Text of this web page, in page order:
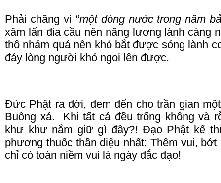
Phải chăng vì “một dòng nước trong năm
xâm lấn địa cầu nên năng lượng lành càng
thô nhám quá nên khó bắt được sóng lành
đáy lòng người khó ngoi lên được.
Đức Phật ra đời, đem đến cho trần gian
Buông xả. Khi tất cả đều trống không và
khư khư nắm giữ gì đây?! Đạo Phật kế
phương thuốc thần diệu nhất: Thêm vui,
chỉ có toàn niềm vui là ngày đắc đạo!